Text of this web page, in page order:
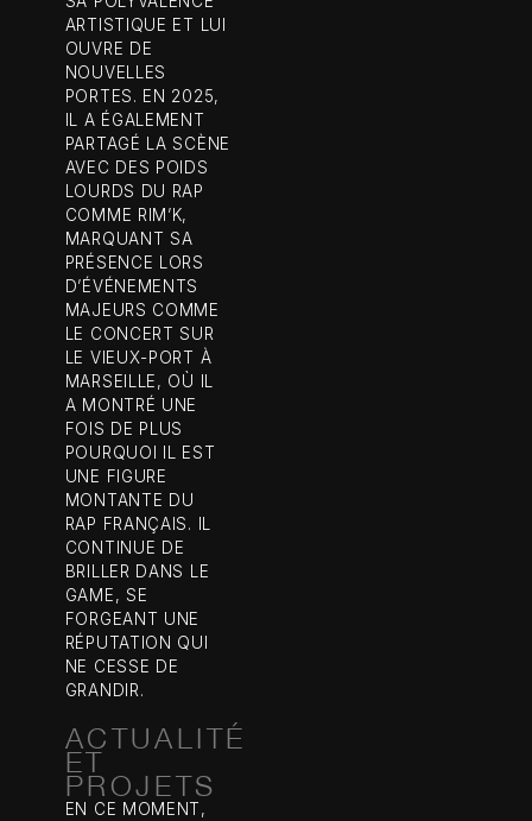
ARTISTIQUE ET LUI
OUVRE DE
NOUVELLES
PORTES. EN 2025,
IL A ÉGALEMENT
PARTAGÉ LA SCÈNE
AVEC DES POIDS
LOURDS DU RAP
COMME RIM’K,
MARQUANT SA
PRÉSENCE LORS
D’ÉVÉNEMENTS
MAJEURS COMME
LE CONCERT SUR
LE VIEUX-PORT À
MARSEILLE, OÙ IL
A MONTRÉ UNE
FOIS DE PLUS
POURQUOI IL EST
UNE FIGURE
MONTANTE DU
RAP FRANÇAIS. IL
CONTINUE DE
BRILLER DANS LE
GAME, SE
FORGEANT UNE
RÉPUTATION QUI
NE CESSE DE
GRANDIR.
ACTUALITÉ
ET
PROJETS
EN CE MOMENT,